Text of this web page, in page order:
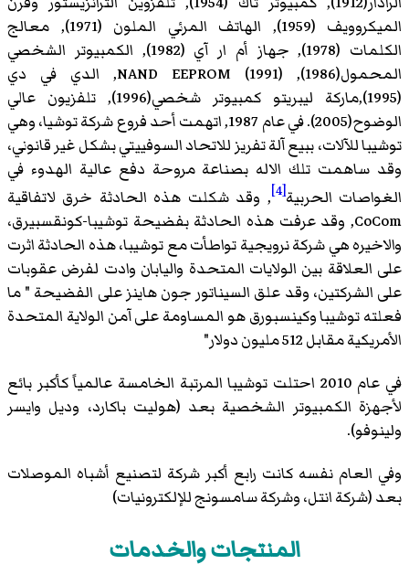
الميكروويف (1959), الهاتف المرئي الملون (1971), معالج
الكلمات (1978), جهاز أم ار آي (1982), الكمبيوتر الشخصي
المحمول(1986), NAND EEPROM (1991), الدي في دي
(1995),ماركة ليبريتو كمبيوتر شخصي(1996), تلفزيون عالي
الوضوح(2005). في عام 1987, اتهمت أحد فروع شركة توشيا، وهي
توشيبا للآلات، ببيع آلة تفريز للاتحاد السوفييتي بشكل غير قانوني،
وقد ساهمت تلك الاله بصناعة مروحة دفع عالية الهدوء في
الغواصات الحربية[4] , وقد شكلت هذه الحادثة خرق لاتفاقية
CoCom, وقد عرفت هذه الحادثة بفضيحة توشيبا-كونقسبيرق،
والاخيره هي شركة نرويجية تواطأت مع توشيبا، هذه الحادثة اثرت
على العلاقة بين الولايات المتحدة واليابان وادت لفرض عقوبات
على الشركتين، وقد علق السيناتور جون هاينز على الفضيحة " ما
فعلته توشيبا وكينسبورق هو المساومة على آمن الولاية المتحدة
الأمريكية مقابل 512 مليون دولار"
في عام 2010 احتلت توشيبا المرتبة الخامسة عالمياً كأكبر بائع
لأجهزة الكمبيوتر الشخصية بعد (هوليت باكارد، وديل وايسر
ولينوفو).
وفي العام نفسه كانت رابع أكبر شركة لتصنيع أشباه الموصلات
بعد (شركة انتل، وشركة سامسونج للإلكترونيات)
المنتجات والخدمات